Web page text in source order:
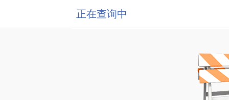
正在查询中